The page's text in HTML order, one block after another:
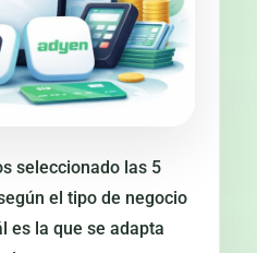
seleccionado las 5
el tipo de negocio
es la que se adapta